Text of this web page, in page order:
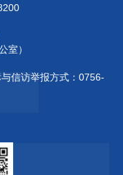
室）
信访举报方式： 0756-